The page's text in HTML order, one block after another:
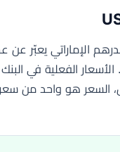
السعر هو واحد من